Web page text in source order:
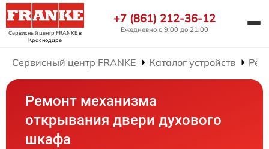
Сервисный центр FRANKEв
Краснодаре
+7 (861) 212-36-12
Ежедневно с 9:00 до 21:00
Сервисный центр FRANKE Каталог устройств
Ремонт механизма
открывания двери духового
шкафа